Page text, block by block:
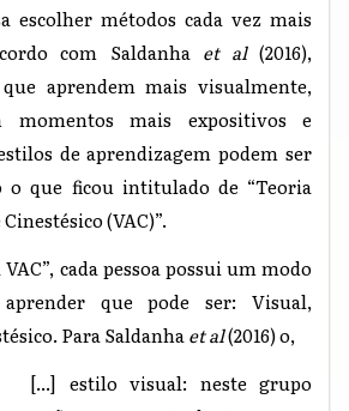
escolher métodos cada vez mais
com Saldanha et al(2016),
que aprendem mais visualmente,
momentos mais expositivos e
de aprendizagem podem ser
o que ficou intitulado de “Teoria
(VAC)”.
cada pessoa possui um modo
que pode ser: Visual,
Para Saldanhaet al(2016) o,
[...] estilo visual: neste grupo